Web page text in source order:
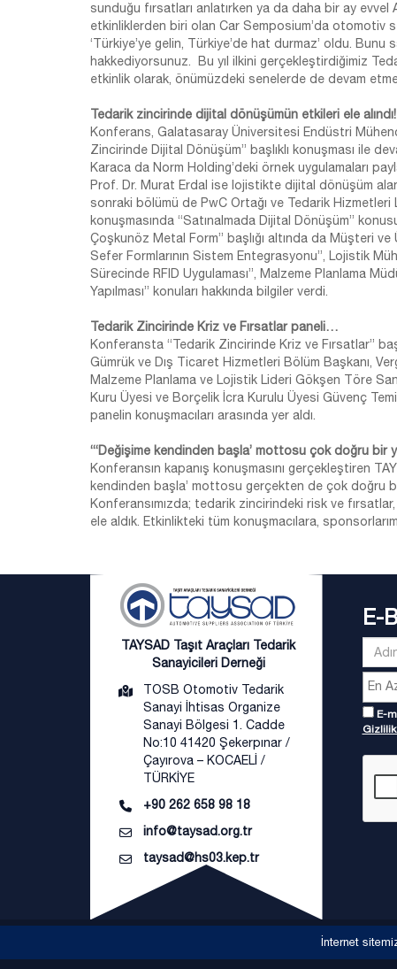
sunduğu fırsatları anlatırken ya da daha bir ay
etkinliklerden biri olan Car Semposium’da otomotiv
‘Türkiye’ye gelin, Türkiye’de hat durmaz’ oldu.
hakkediyorsunuz. Bu yıl ilkini gerçekleştirdiğimiz
etkinlik olarak, önümüzdeki senelerde de devam
Tedarik zincirinde dijital dönüşümün etkileri ele alındı!
Konferans, Galatasaray Üniversitesi Endüstri
Zincirinde Dijital Dönüşüm” başlıklı konuşması ile
Karaca da Norm Holding’deki örnek uygulamaları
Prof. Dr. Murat Erdal ise lojistikte dijital dönüşüm
sonraki bölümü de PwC Ortağı ve Tedarik Hizmetleri
konuşmasında “Satınalmada Dijital Dönüşüm”
Çoşkunöz Metal Form” başlığı altında da Müşteri
Sefer Formlarının Sistem Entegrasyonu”, Lojistik
Sürecinde RFID Uygulaması”, Malzeme Planlama
Yapılması” konuları hakkında bilgiler verdi.
Tedarik Zincirinde Kriz ve Fırsatlar paneli…
Konferansta “Tedarik Zincirinde Kriz ve Fırsatlar”
Gümrük ve Dış Ticaret Hizmetleri Bölüm Başkanı,
Malzeme Planlama ve Lojistik Lideri Gökşen Töre
Kuru Üyesi ve Borçelik İcra Kurulu Üyesi Güvenç
panelin konuşmacıları arasında yer aldı.
“‘Değişime kendinden başla’ mottosu çok doğru bir
Konferansın kapanış konuşmasını gerçekleştiren
kendinden başla’ mottosu gerçekten de çok doğru bir
Konferansımızda; tedarik zincirindeki risk ve
ele aldık. Etkinlikteki tüm konuşmacılara,
TAYSAD Taşıt Araçları Tedarik
Sanayicileri Derneği
TOSB Otomotiv Tedarik
Sanayi İhtisas Organize
Sanayi Bölgesi 1. Cadde
No:10 41420 Şekerpınar /
Çayırova – KOCAELİ /
TÜRKİYE
+90 262 658 98 18
info@taysad.org.tr
taysad@hs03.kep.tr
E-
E-
Gizlilik
Copyright © TAYSAD Taşıt Araçları Tedarik
İnternet